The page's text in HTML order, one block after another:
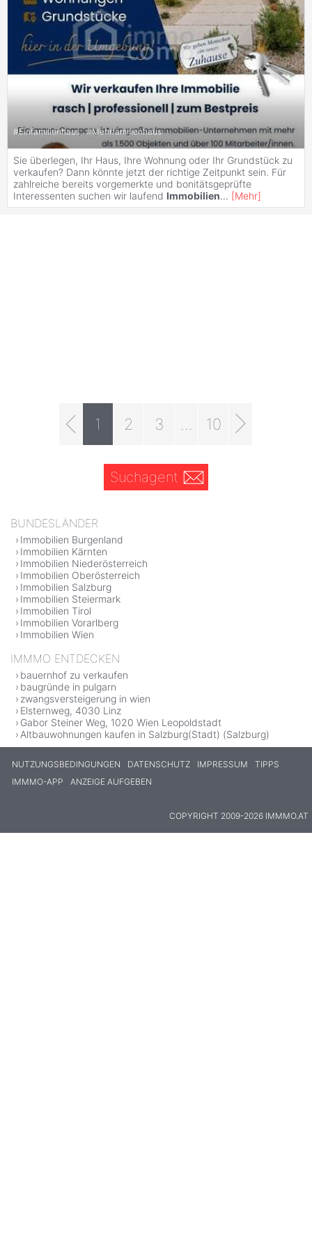
#Einfamilienhaus #Mehrfamilienhaus
Sie überlegen, Ihr Haus, Ihre Wohnung oder Ihr Grundstück zu
verkaufen? Dann könnte jetzt der richtige Zeitpunkt sein. Für
zahlreiche bereits vorgemerkte und bonitätsgeprüfte
Interessenten suchen wir laufend Immobilien... [Mehr]
1 2 3 10
Suchagent
BUNDESLÄNDER
Immobilien Burgenland
Immobilien Kärnten
Immobilien Niederösterreich
Immobilien Oberösterreich
Immobilien Salzburg
Immobilien Steiermark
Immobilien Tirol
Immobilien Vorarlberg
Immobilien Wien
IMMMO ENTDECKEN
bauernhof zu verkaufen
baugründe in pulgarn
zwangsversteigerung in wien
Elsternweg, 4030 Linz
Gabor Steiner Weg, 1020 Wien Leopoldstadt
Altbauwohnungen kaufen in Salzburg(Stadt) (Salzburg)
NUTZUNGSBEDINGUNGEN DATENSCHUTZ IMPRESSUM
TIPPS
IMMMO-APP
ANZEIGE AUFGEBEN
COPYRIGHT 2009-2026 IMMMO.AT